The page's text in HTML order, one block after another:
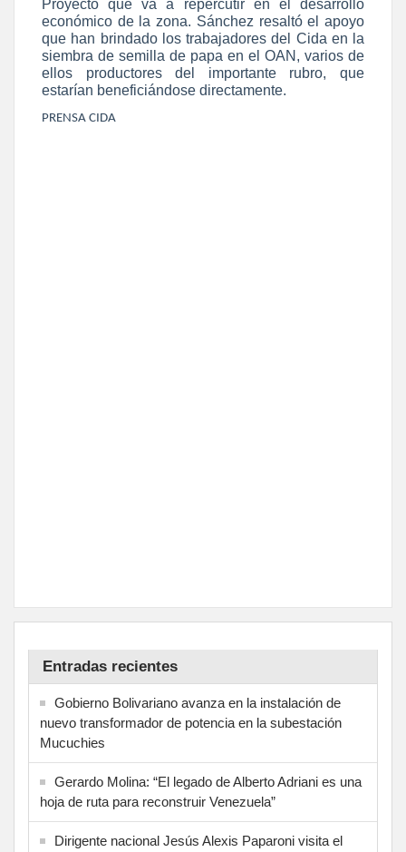
Proyecto que va a repercutir en el desarrollo
económico de la zona. Sánchez resaltó el apoyo
que han brindado los trabajadores del Cida en la
siembra de semilla de papa en el OAN, varios de
ellos productores del importante rubro, que
estarían beneficiándose directamente.
PRENSA CIDA
Entradas recientes
Gobierno Bolivariano avanza en la instalación de
nuevo transformador de potencia en la subestación
Mucuchies
Gerardo Molina: “El legado de Alberto Adriani es una
hoja de ruta para reconstruir Venezuela”
Dirigente nacional Jesús Alexis Paparoni visita el